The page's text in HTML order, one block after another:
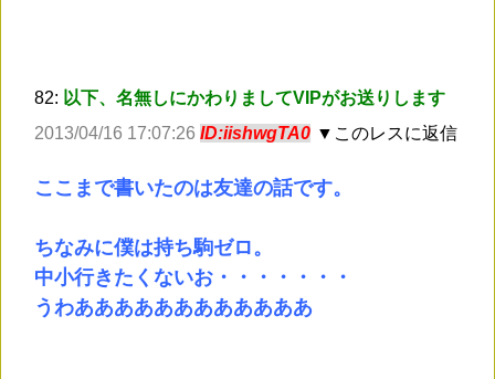
82: 以下、名無しにかわりましてVIPがお送りします
2013/04/16 17:07:26 ID:iishwgTA0 ▼このレスに返信
ここまで書いたのは友達の話です。
ちなみに僕は持ち駒ゼロ。
中小行きたくないお・・・・・・・
うわああああああああああああ